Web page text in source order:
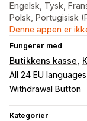
Engelsk, Tysk,
Polsk, Portugisisk
Denne appen er
Fungerer med
Butikkens kasse
All 24 EU languages
Withdrawal Button
Kategorier